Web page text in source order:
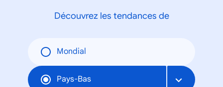
Découvrez les tendances de
Mondial
Pays-Bas